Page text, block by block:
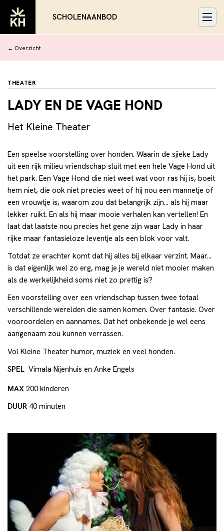
SCHOLENAANBOD
← Overzicht
THEATER
LADY EN DE VAGE HOND
Het Kleine Theater
Een speelse voorstelling over honden. Waarin de sjieke Lady
uit een rijk milieu vriendschap sluit met een hele Vage Hond uit
het park. Een Vage Hond die niet weet wat voor ras hij is, boeit
hem niet, die ook niet precies weet of hij nou een mannetje of
een vrouwtje is, waarom zou dat belangrijk zijn… als hij maar
lekker ruikt. En als hij maar mooie verhalen kan vertellen! En
laat dat laatste nou precies het gene zijn waar Lady in haar
rijke maar fantasieloze leventje als een blok voor valt.
Totdat ze erachter komt dat hij alles bij elkaar verzint. Maar…
is dat eigenlijk wel zo erg, mag je je wereld niet mooier maken
als de werkelijkheid soms niet zo prettig is?
Een voorstelling over een vriendschap tussen twee totaal
verschillende werelden die samen komen. Over fantasie. Over
vooroordelen en aannames. Dat het onbekende je wel eens
aangenaam zou kunnen verrassen.
Vol Kleine Theater humor, muziek en veel honden.
SPEL Vimala Nijenhuis en Anke Engels
MAX 200 kinderen
DUUR 40 minuten